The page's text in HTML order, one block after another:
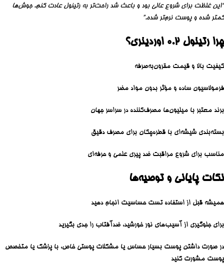
“این غلظت برای شروع عالی بود و باعث شد راحت‌تر به رتینول عادت کنم. جوش‌ها
کمتر شده و پوست نرم‌تر شده.”
چرا رتینول ۰.۲ اوردینری؟
کیفیت بالا و قیمت مقرون‌به‌صرفه
فرمولاسیون ساده و مؤثر بدون مواد مضر
برند معتبر با میلیون‌ها مصرف‌کننده در سراسر جهان
بسته‌بندی شیشه‌ای با قطره‌چکان برای مصرف دقیق
مناسب برای شروع مراقبت ضد پیری علمی و حرفه‌ای
نکات پایانی و توصیه‌ها
همیشه قبل از استفاده تست حساسیت انجام دهید
برای جلوگیری از آسیب‌های نور خورشید، ضدآفتاب را جدی بگیرید
در صورت داشتن پوست بسیار حساس یا مشکلات پوستی خاص، با پزشک یا متخصص
پوست مشورت کنید